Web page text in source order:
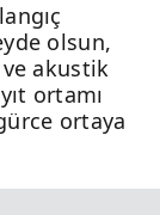
olsun,
ve akustik
ortamı
ortaya